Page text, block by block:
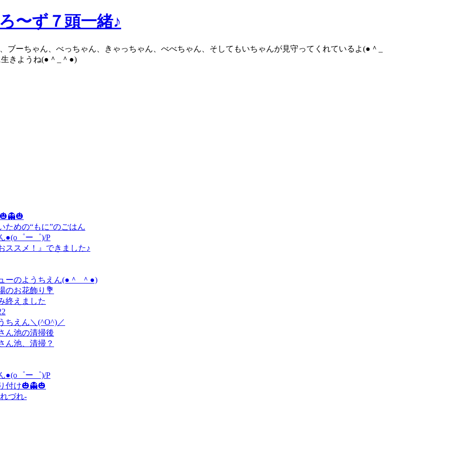
〜ず７頭一緒♪
ブーちゃん、べっちゃん、きゃっちゃん、べべちゃん、そしてもいちゃんが見守ってくれているよ(●＾_
きようね(●＾_＾●)
ための“もに”のごはん
●(o゜ー゜)/P
ススメ！』できました♪
ーのようちえん(●＾_＾●)
のお花飾り💐
終えました
ちえん＼(^O^)／
ん池の清掃後
ん池、清掃？
●(o゜ー゜)/P
付け🎃👻🎃
づれ-